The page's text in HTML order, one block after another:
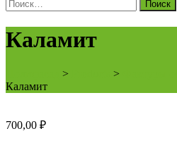
для:
Каламит
> >
Каламит
700,00 ₽